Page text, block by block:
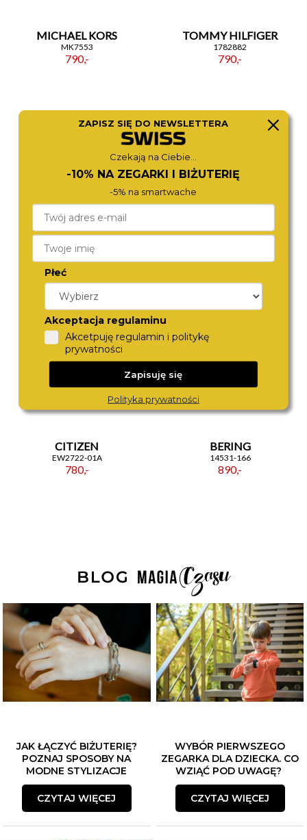
MICHAEL KORS
MK7553
790,-
TOMMY HILFIGER
1782882
790,-
25200105
890,- 790,-
CITIZEN
EW2722-01A
780,-
BERING
14531-166
890,-
JAK ŁĄCZYĆ BIŻUTERIĘ?
POZNAJ SPOSOBY NA
MODNE STYLIZACJE
CZYTAJ WIĘCEJ
WYBÓR PIERWSZEGO
ZEGARKA DLA DZIECKA. CO
WZIĄĆ POD UWAGĘ?
CZYTAJ WIĘCEJ
ZAPISZ SIĘ DO NEWSLETTERA
Czekają na Ciebie...
-10% NA ZEGARKI I BIŻUTERIĘ
-5% na smartwache
Płeć
Akceptacja regulaminu
Akcetpuję regulamin i politykę
prywatności
Zapisuję się
Polityka prywatności